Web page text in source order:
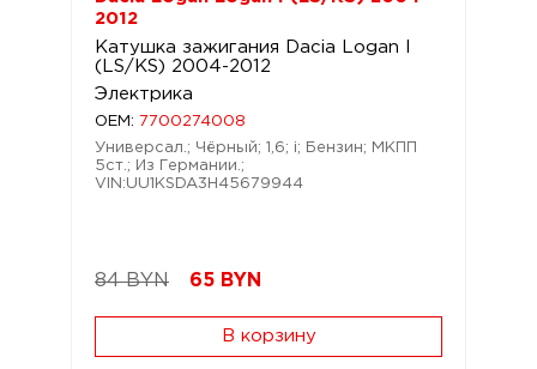
2012
Катушка зажигания Dacia Logan I
(LS/KS) 2004-2012
Электрика
OEM:
7700274008
Универсал.; Чёрный; 1,6; i; Бензин; МКПП
5ст.; Из Германии.;
VIN:UU1KSDA3H45679944
84 BYN 65 BYN
В корзину